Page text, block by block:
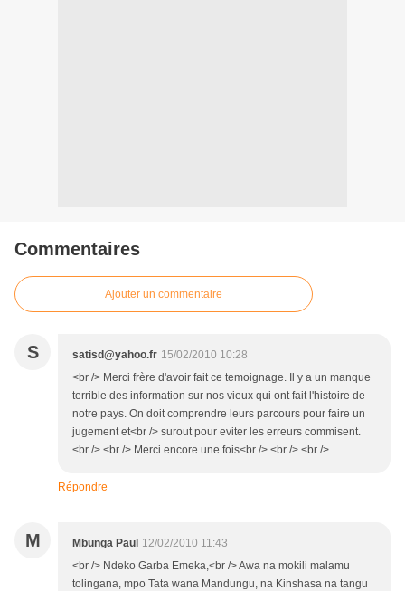
Commentaires
Ajouter un commentaire
S satisd@yahoo.fr 15/02/2010 10:28
<br /> Merci frère d'avoir fait ce temoignage. Il y a un manque
terrible des information sur nos vieux qui ont fait l'histoire de
notre pays. On doit comprendre leurs parcours pour faire un
jugement et<br /> surout pour eviter les erreurs commisent.
<br /> <br /> Merci encore une fois<br /> <br /> <br />
Répondre
M Mbunga Paul 12/02/2010 11:43
<br /> Ndeko Garba Emeka,<br /> Awa na mokili malamu
tolingana, mpo Tata wana Mandungu, na Kinshasa na tangu